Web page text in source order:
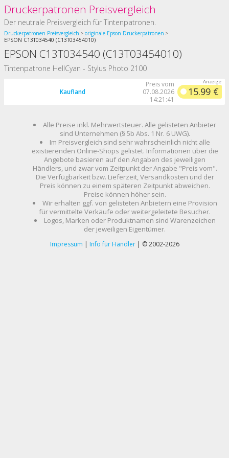
Druckerpatronen Preisvergleich
Der neutrale Preisvergleich für Tintenpatronen.
Druckerpatronen Preisvergleich
originale Epson Druckerpatronen
EPSON C13T034540 (C13T03454010)
EPSON C13T034540 (C13T03454010)
Tintenpatrone HellCyan - Stylus Photo 2100
Kaufland
Preis vom
07.08.2026
14:21:41
15.99 €
Alle Preise inkl. Mehrwertsteuer. Alle gelisteten Anbieter
sind Unternehmen (§ 5b Abs. 1 Nr. 6 UWG).
Im Preisvergleich sind sehr wahrscheinlich nicht alle
existierenden Online-Shops gelistet. Informationen über die
Angebote basieren auf den Angaben des jeweiligen
Händlers, und zwar vom Zeitpunkt der Angabe "Preis vom".
Die Verfügbarkeit bzw. Lieferzeit, Versandkosten und der
Preis können zu einem späteren Zeitpunkt abweichen.
Preise können höher sein.
Wir erhalten ggf. von gelisteten Anbietern eine Provision
für vermittelte Verkäufe oder weitergeleitete Besucher.
Logos, Marken oder Produktnamen sind Warenzeichen
der jeweiligen Eigentümer.
Impressum | Info für Händler| © 2002-2026